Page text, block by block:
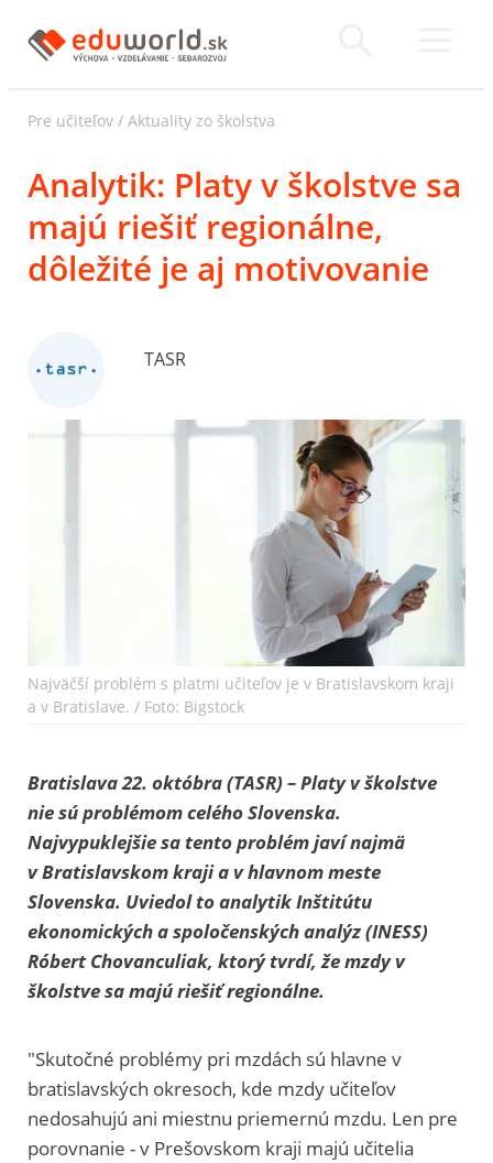
Pre učiteľov / Aktuality zo školstva
Analytik: Platy v školstve sa
majú riešiť regionálne,
dôležité je aj motivovanie
TASR
Najväčší problém s platmi učiteľov je v Bratislavskom kraji
a v Bratislave. / Foto: Bigstock
Bratislava 22. októbra (TASR) – Platy v školstve
nie sú problémom celého Slovenska.
Najvypuklejšie sa tento problém javí najmä
v Bratislavskom kraji a v hlavnom meste
Slovenska. Uviedol to analytik Inštitútu
ekonomických a spoločenských analýz (INESS)
Róbert Chovanculiak, ktorý tvrdí, že mzdy v
školstve sa majú riešiť regionálne.
"Skutočné problémy pri mzdách sú hlavne v
bratislavských okresoch, kde mzdy učiteľov
nedosahujú ani miestnu priemernú mzdu. Len pre
porovnanie - v Prešovskom kraji majú učitelia